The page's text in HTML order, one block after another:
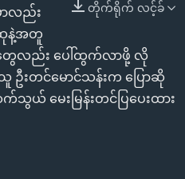
တိုက်ရိုက် လင့်ခ်
ာလည်း
ထုနဲ့အတူ
ေလည်း ပေါ်ထွက်လာဖို့ လို
ဦးတင်မောင်သန်းက ပြောဆို
ယ် မေးမြန်းတင်ပြပေးထား